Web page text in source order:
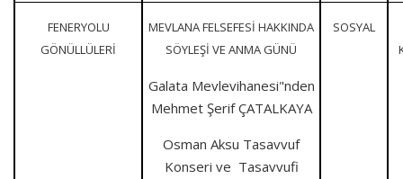
FENERYOLU
GÖNÜLLÜLERİ
MEVLANA FELSEFESİ HAKKINDA
SÖYLEŞİ VE ANMA GÜNÜ
Galata Mevlevihanesi"nden
Mehmet Şerif ÇATALKAYA
Osman Aksu Tasavvuf
Konseri ve Tasavvufi
SOSYAL